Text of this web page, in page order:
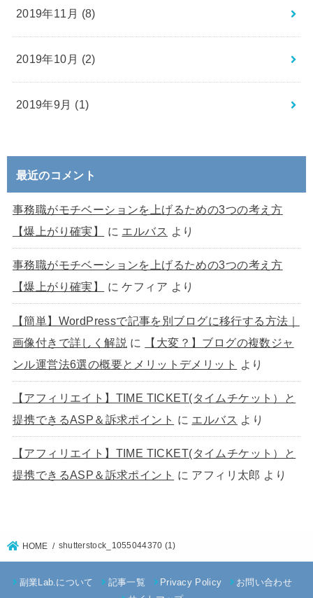
2019年11月 (8)
2019年10月 (2)
2019年9月 (1)
最近のコメント
事務職がモチベーションを上げるための3つの考え方
【爆上がり確実】
に エルバス より
事務職がモチベーションを上げるための3つの考え方
【爆上がり確実】
にケフィア より
【簡単】WordPressで記事を別ブログに移行する方法｜
画像付きで詳しく解説 に
【大変？】ブログの複数ジャ
ンル運営法6選の概要とメリットデメリット
より
【アフィリエイト】TIME TICKET(タイムチケット）と
提携できるASP＆訴求ポイント に エルバス より
【アフィリエイト】TIME TICKET(タイムチケット）と
提携できるASP＆訴求ポイント に アフィリ太郎 より
HOME shutterstock_1055044370 (1)
副業Lab.について 記事一覧 Privacy Policy
お問い合わせ